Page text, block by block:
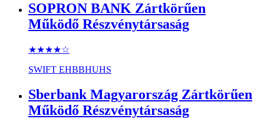
SOPRON BANK Zártkörűen
Működő Részvénytársaság
★★★★☆
SWIFT EHBBHUHS
Sberbank Magyarország Zártkörűen
Működő Részvénytársaság